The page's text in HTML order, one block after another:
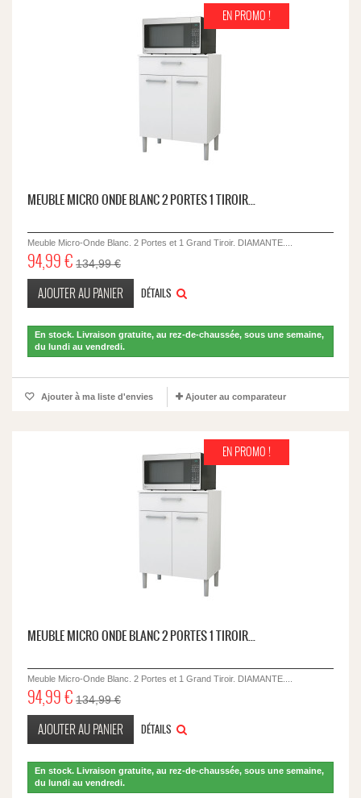
EN PROMO !
MEUBLE MICRO ONDE BLANC 2 PORTES 1 TIROIR...
Meuble Micro-Onde Blanc. 2 Portes et 1 Grand Tiroir. DIAMANTE....
94,99 € 134,99 €
AJOUTER AU PANIER DÉTAILS
En stock. Livraison gratuite, au rez-de-chaussée, sous une semaine,
du lundi au vendredi.
Ajouter à ma liste d'envies Ajouter au comparateur
EN PROMO !
MEUBLE MICRO ONDE BLANC 2 PORTES 1 TIROIR...
Meuble Micro-Onde Blanc. 2 Portes et 1 Grand Tiroir. DIAMANTE....
94,99 € 134,99 €
AJOUTER AU PANIER DÉTAILS
En stock. Livraison gratuite, au rez-de-chaussée, sous une semaine,
du lundi au vendredi.